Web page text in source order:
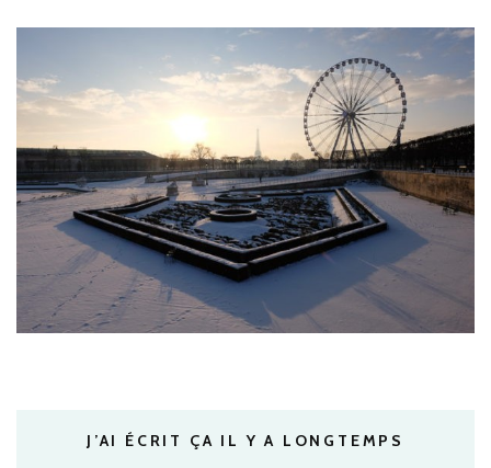
J’AI ÉCRIT ÇA IL Y A LONGTEMPS